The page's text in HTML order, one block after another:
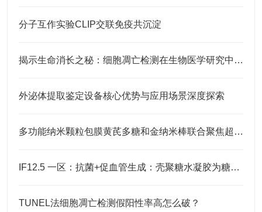
分子互作实验CLIP交联免疫共沉淀
揭示生命消长之秘：细胞凋亡检测在生物医学研究中的应用
外泌体提取鉴定设备核心优势与应用场景深度探索
多功能纳米颗粒包膜黄芪多糖和金纳米棒联合聚焦超声治疗乳腺癌
IF12.5 一区：抗菌+促血管生成：壳聚糖水凝胶为糖尿病足治疗注入新希望
TUNEL法细胞凋亡检测假阳性率高怎么破？